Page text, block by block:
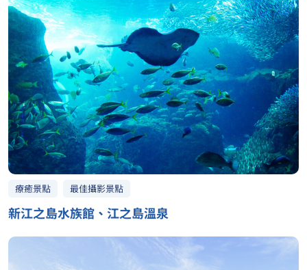
療癒景點 最佳攝影景點
新江之島水族館、江之島溫泉